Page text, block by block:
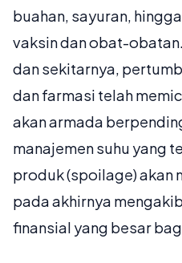
buahan, sayuran,
vaksin dan obat-
dan sekitarnya,
dan farmasi telah
akan armada
manajemen suhu yang
produk (spoilage) akan
pada akhirnya
finansial yang besar